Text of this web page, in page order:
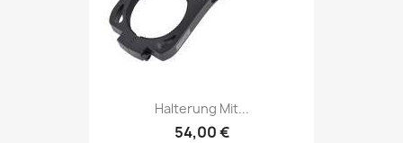
Halterung Mit...
54,00 €